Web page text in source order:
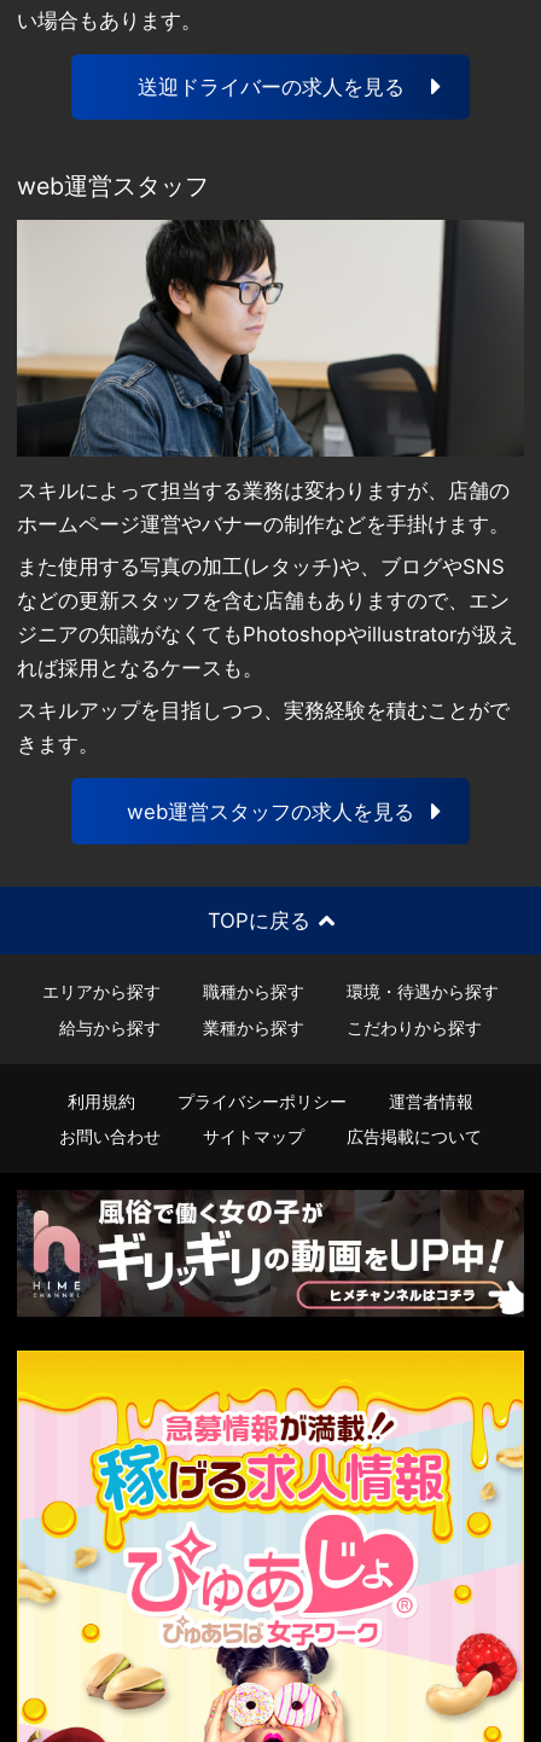
い場合もあります。
送迎ドライバーの求人を見る
web運営スタッフ
スキルによって担当する業務は変わりますが、店舗の
ホームページ運営やバナーの制作などを手掛けます。
また使用する写真の加工(レタッチ)や、ブログやSNS
などの更新スタッフを含む店舗もありますので、エン
ジニアの知識がなくてもPhotoshopやillustratorが扱え
れば採用となるケースも。
スキルアップを目指しつつ、実務経験を積むことがで
きます。
web運営スタッフの求人を見る
TOPに戻る
エリアから探す 職種から探す
環境・待遇から探す
給与から探す
業種から探す こだわりから探す
利用規約 プライバシーポリシー
運営者情報
お問い合わせ
サイトマップ 広告掲載について